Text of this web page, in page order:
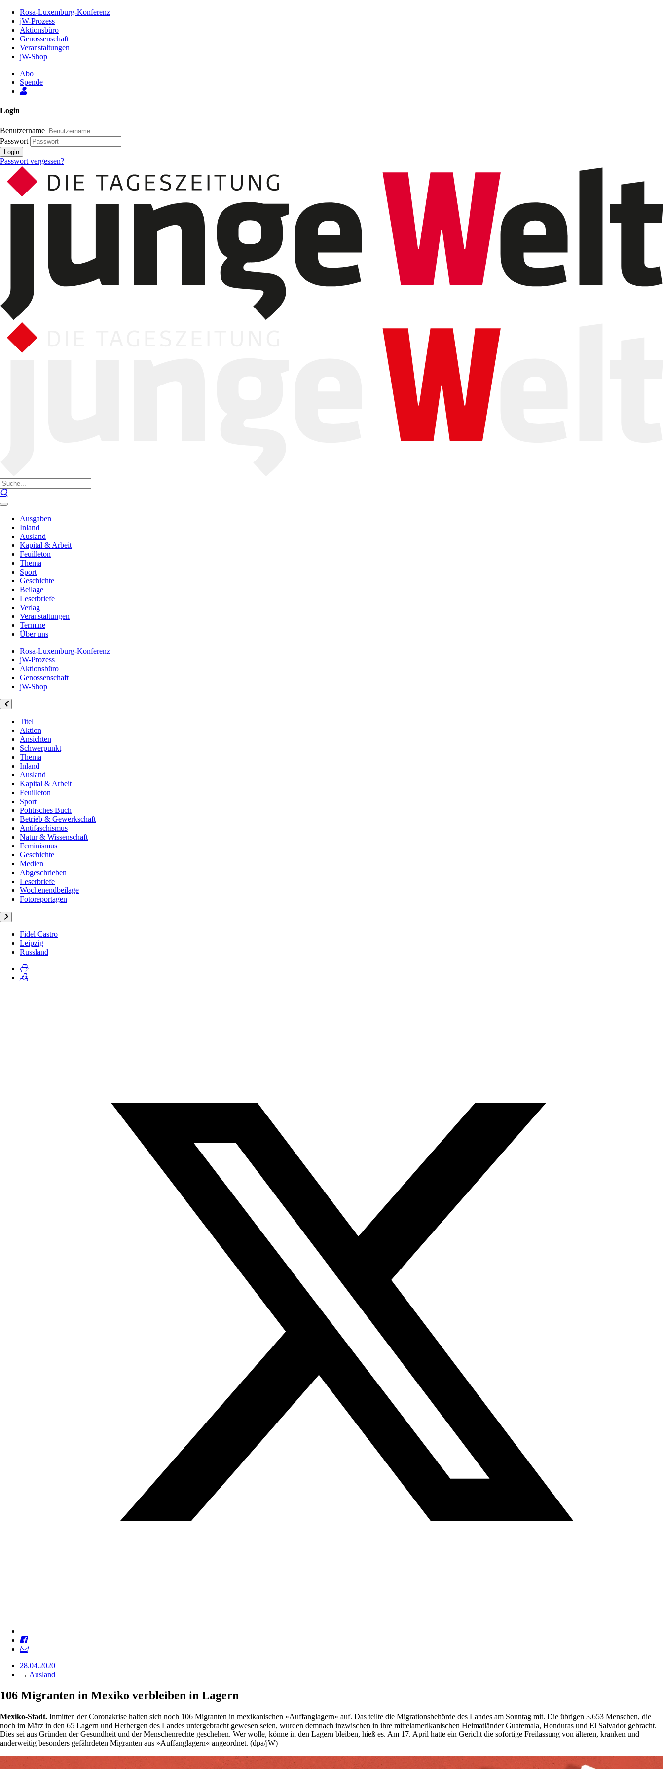
Inhalt
Seite
Rosa-Luxemburg-Konferenz
jW-Prozess
Aktionsbüro
Genossenschaft
Veranstaltungen
jW-Shop
Abo
Spende
Login
Benutzername
Passwort
Login
Passwort vergessen?
Ausgaben
Inland
Ausland
Kapital & Arbeit
Feuilleton
Thema
Sport
Geschichte
Beilage
Leserbriefe
Verlag
Veranstaltungen
Termine
Über uns
Rosa-Luxemburg-Konferenz
jW-Prozess
Aktionsbüro
Genossenschaft
jW-Shop
Titel
Aktion
Ansichten
Schwerpunkt
Thema
Inland
Ausland
Kapital & Arbeit
Feuilleton
Sport
Politisches Buch
Betrieb & Gewerkschaft
Antifaschismus
Natur & Wissenschaft
Feminismus
Geschichte
Medien
Abgeschrieben
Leserbriefe
Wochenendbeilage
Fotoreportagen
Fidel Castro
Leipzig
Russland
28.04.2020
→ Ausland
106 Migranten in Mexiko verbleiben in Lagern
Mexiko-Stadt. Inmitten der Coronakrise halten sich noch 106 Migranten in mexikanischen »Auffanglagern« auf. Das teilte die Migrationsbehörde des Landes am Sonntag mit. Die übrigen 3.653 Menschen, die
noch im März in den 65 Lagern und Herbergen des Landes untergebracht gewesen seien, wurden demnach inzwischen in ihre mittelamerikanischen Heimatländer Guatemala, Honduras und El Salvador gebracht.
Dies sei aus Gründen der Gesundheit und der Menschenrechte geschehen. Wer wolle, könne in den Lagern bleiben, hieß es. Am 17. April hatte ein Gericht die sofortige Freilassung von älteren, kranken und
anderweitig besonders gefährdeten Migranten aus »Auffanglagern« angeordnet. (dpa/jW)